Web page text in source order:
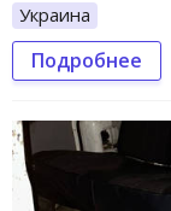
Украина
Подробнее